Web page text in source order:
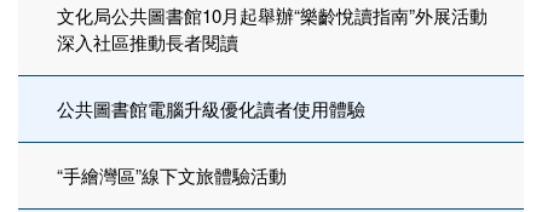
文化局公共圖書館10月起舉辦“樂齡悅讀指南”外展活動
深入社區推動長者閱讀
公共圖書館電腦升級優化讀者使用體驗
“手繪灣區”線下文旅體驗活動